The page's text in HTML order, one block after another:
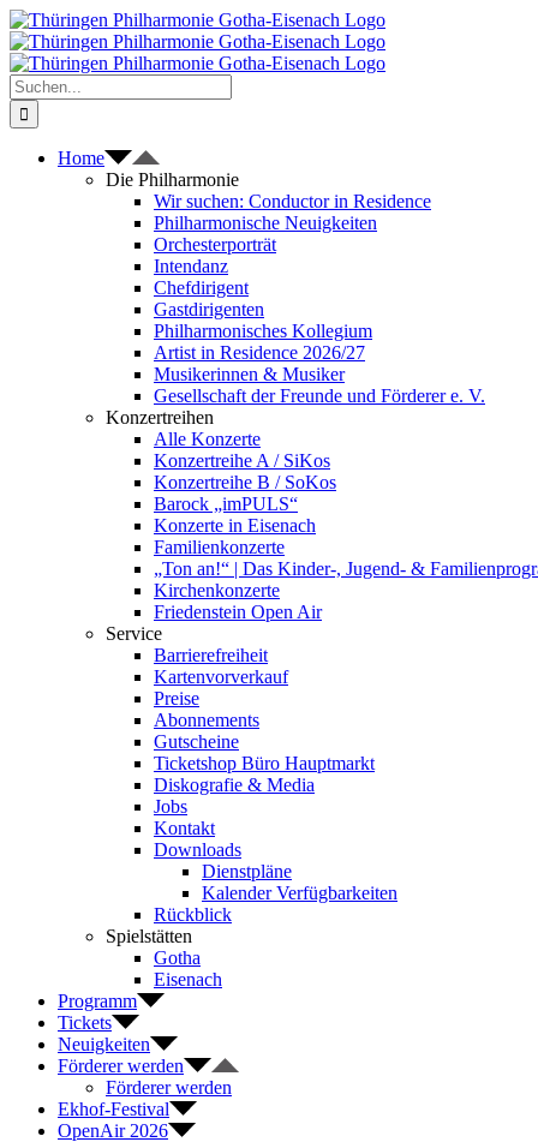
Zum
Inhalt
springen
Suche
nach:
Home
Die Philharmonie
Wir suchen: Conductor in Residence
Philharmonische Neuigkeiten
Orchesterporträt
Intendanz
Chefdirigent
Gastdirigenten
Philharmonisches Kollegium
Artist in Residence 2026/27
Musikerinnen & Musiker
Gesellschaft der Freunde und Förderer e. V.
Konzertreihen
Alle Konzerte
Konzertreihe A / SiKos
Konzertreihe B / SoKos
Barock „imPULS“
Konzerte in Eisenach
Familienkonzerte
„Ton an!“ | Das Kinder-, Jugend- &
Kirchenkonzerte
Friedenstein Open Air
Service
Barrierefreiheit
Kartenvorverkauf
Preise
Abonnements
Gutscheine
Ticketshop Büro Hauptmarkt
Diskografie & Media
Jobs
Kontakt
Downloads
Dienstpläne
Kalender Verfügbarkeiten
Rückblick
Spielstätten
Gotha
Eisenach
Programm
Tickets
Neuigkeiten
Förderer werden
Förderer werden
Ekhof-Festival
OpenAir 2026